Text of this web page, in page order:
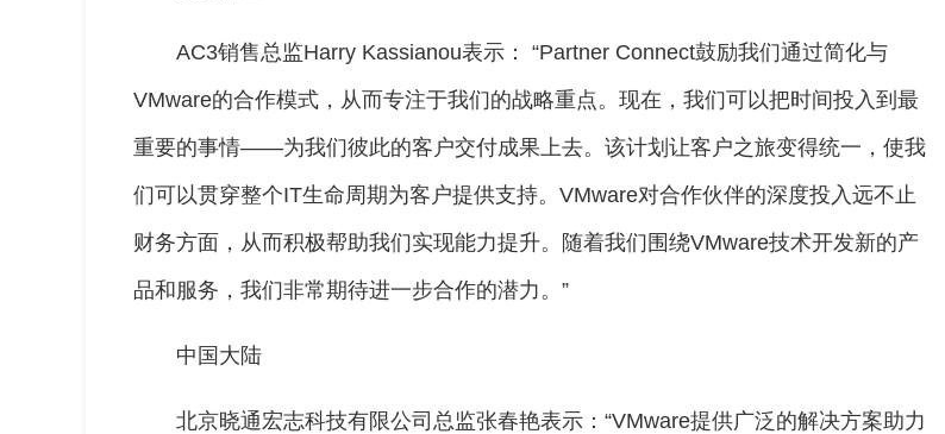
AC3销售总监Harry Kassianou表示： “Partner Connect鼓励我们通过简化与
VMware的合作模式，从而专注于我们的战略重点。现在，我们可以把时间投入到最
重要的事情——为我们彼此的客户交付成果上去。该计划让客户之旅变得统一，使我
们可以贯穿整个IT生命周期为客户提供支持。VMware对合作伙伴的深度投入远不止
财务方面，从而积极帮助我们实现能力提升。随着我们围绕VMware技术开发新的产
品和服务，我们非常期待进一步合作的潜力。”
中国大陆
北京晓通宏志科技有限公司总监张春艳表示：“VMware提供广泛的解决方案助力